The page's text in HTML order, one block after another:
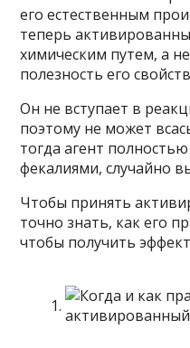
его естественным
теперь
химическим путем, а
полезность его
Он не вступает в
поэтому не может
тогда агент
фекалиями, случайно
Чтобы принять
точно знать, как его
чтобы получить